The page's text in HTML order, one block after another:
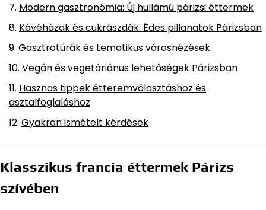
Modern gasztronómia: Új hullámú párizsi éttermek
Kávéházak és cukrászdák: Édes pillanatok Párizsban
Gasztrotúrák és tematikus városnézések
Vegán és vegetáriánus lehetőségek Párizsban
Hasznos tippek étteremválasztáshoz és
asztalfoglaláshoz
Gyakran ismételt kérdések
Klasszikus francia éttermek Párizs
szívében